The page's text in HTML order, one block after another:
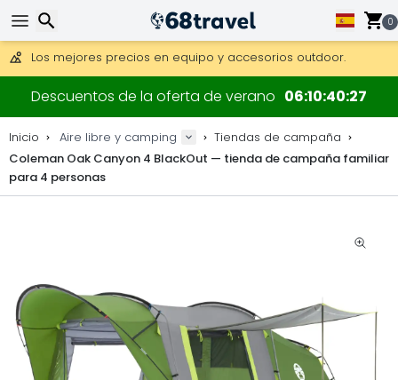
0
Consigue el envío gratuito en pedidos de más de 250 €.
Envío DHL 1 día disponible.
30 días para devoluciones, 90 días para mapas de madera
Descuentos de la oferta de verano 06104026
Inicio Aire libre y camping
Tiendas de campaña
Coleman Oak Canyon 4 BlackOut — tienda de campaña familiar
para 4 personas
Buscar
Buscar